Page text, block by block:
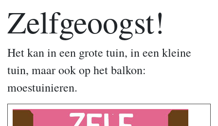
Zelfgeoogst!
Het kan in een grote tuin, in een kleine
tuin, maar ook op het balkon:
moestuinieren.